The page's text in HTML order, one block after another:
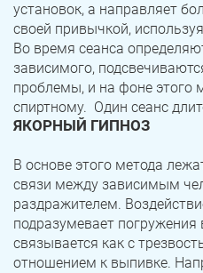
установок, а направляет
своей привычкой,
Во время сеанса
зависимого,
проблемы, и на фоне этого
спиртному. Один сеанс
ЯКОРНЫЙ ГИПНОЗ
В основе этого метода
связи между зависимым
раздражителем.
подразумевает погружения
связывается как с
отношением к выпивке.
Златоуст